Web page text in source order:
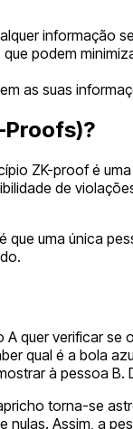
informação
podem
as suas
Proofs)?
ZK-proof é
de
uma única
quer verificar
qual é a bola
à pessoa
torna-se
Assim, a